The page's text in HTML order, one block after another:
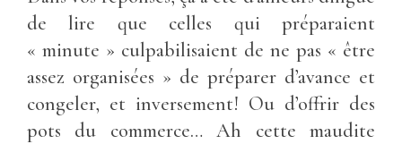
de lire que celles qui préparaient
« minute » culpabilisaient de ne pas « être
assez organisées » de préparer d’avance et
congeler, et inversement! Ou d’offrir des
pots du commerce… Ah cette maudite